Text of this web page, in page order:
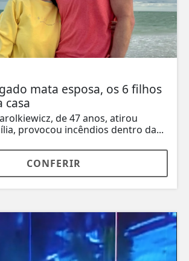
mata esposa, os 6 filhos
casa
de 47 anos, atirou
provocou incêndios dentro da...
CONFERIR